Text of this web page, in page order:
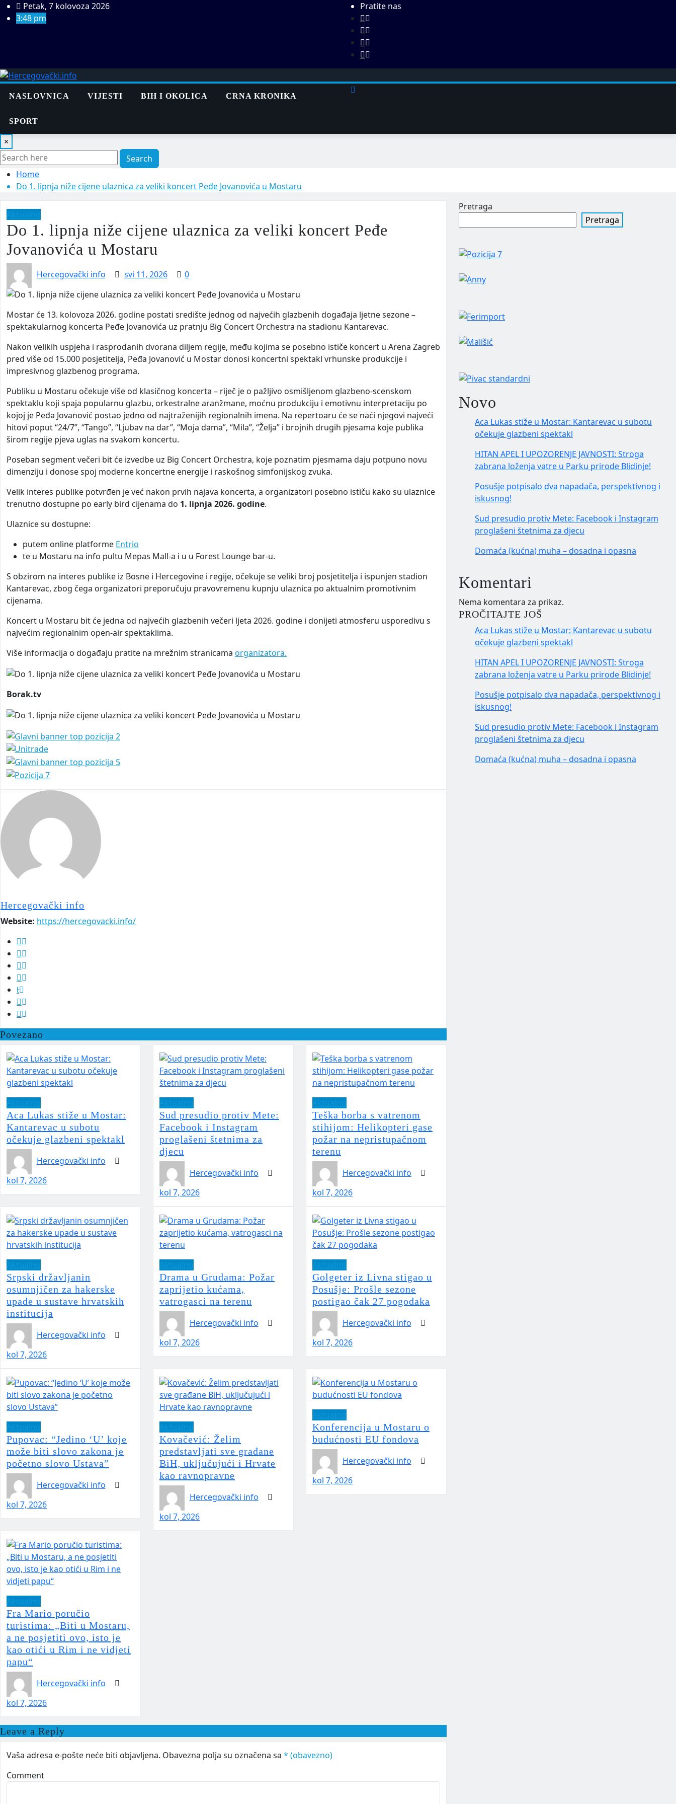
Skip
to
Petak, 7 kolovoza 2026
3:48 pm
Pratite nas
NASLOVNICA VIJESTI BIH I OKOLICA CRNA KRONIKA
SPORT
×
Search
Home
Do 1. lipnja niže cijene ulaznica za veliki koncert Peđe Jovanovića u Mostaru
Do 1. lipnja niže cijene ulaznica za veliki koncert Peđe
Jovanovića u Mostaru
Hercegovački info svi 11, 2026 0
Mostar će 13. kolovoza 2026. godine postati središte jednog od najvećih glazbenih događaja ljetne sezone –
spektakularnog koncerta Peđe Jovanovića uz pratnju Big Concert Orchestra na stadionu Kantarevac.
Nakon velikih uspjeha i rasprodanih dvorana diljem regije, među kojima se posebno ističe koncert u Arena Zagreb
pred više od 15.000 posjetitelja, Peđa Jovanović u Mostar donosi koncertni spektakl vrhunske produkcije i
impresivnog glazbenog programa.
Publiku u Mostaru očekuje više od klasičnog koncerta – riječ je o pažljivo osmišljenom glazbeno-scenskom
spektaklu koji spaja popularnu glazbu, orkestralne aranžmane, moćnu produkciju i emotivnu interpretaciju po
kojoj je Peđa Jovanović postao jedno od najtraženijih regionalnih imena. Na repertoaru će se naći njegovi najveći
hitovi poput “24/7”, “Tango”, “Ljubav na dar”, “Moja dama”, “Mila”, “Želja” i brojnih drugih pjesama koje publika
širom regije pjeva uglas na svakom koncertu.
Poseban segment večeri bit će izvedbe uz Big Concert Orchestra, koje poznatim pjesmama daju potpuno novu
dimenziju i donose spoj moderne koncertne energije i raskošnog simfonijskog zvuka.
Velik interes publike potvrđen je već nakon prvih najava koncerta, a organizatori posebno ističu kako su ulaznice
trenutno dostupne po early bird cijenama do 1. lipnja 2026. godine.
Ulaznice su dostupne:
putem online platforme Entrio
te u Mostaru na info pultu Mepas Mall-a i u u Forest Lounge bar-u.
S obzirom na interes publike iz Bosne i Hercegovine i regije, očekuje se veliki broj posjetitelja i ispunjen stadion
Kantarevac, zbog čega organizatori preporučuju pravovremenu kupnju ulaznica po aktualnim promotivnim
cijenama.
Koncert u Mostaru bit će jedna od najvećih glazbenih večeri ljeta 2026. godine i donijeti atmosferu usporedivu s
najvećim regionalnim open-air spektaklima.
Više informacija o događaju pratite na mrežnim stranicama organizatora.
Borak.tv
Hercegovački info
Website: https://hercegovacki.info/
Povezano
Aca Lukas stiže u Mostar:
Kantarevac u subotu
očekuje glazbeni spektakl
Hercegovački info
kol 7, 2026
Sud presudio protiv Mete:
Facebook i Instagram
proglašeni štetnima za
djecu
Hercegovački info
kol 7, 2026
Teška borba s vatrenom
stihijom: Helikopteri gase
požar na nepristupačnom
terenu
Hercegovački info
kol 7, 2026
Srpski državljanin
osumnjičen za hakerske
upade u sustave hrvatskih
institucija
Hercegovački info
kol 7, 2026
Drama u Grudama: Požar
zaprijetio kućama,
vatrogasci na terenu
Hercegovački info
kol 7, 2026
Golgeter iz Livna stigao u
Posušje: Prošle sezone
postigao čak 27 pogodaka
Hercegovački info
kol 7, 2026
Pupovac: “Jedino ‘U’ koje
može biti slovo zakona je
početno slovo Ustava”
Hercegovački info
kol 7, 2026
Kovačević: Želim
predstavljati sve građane
BiH, uključujući i Hrvate
kao ravnopravne
Hercegovački info
kol 7, 2026
Konferencija u Mostaru o
budućnosti EU fondova
Hercegovački info
kol 7, 2026
Fra Mario poručio
turistima: „Biti u Mostaru,
a ne posjetiti ovo, isto je
kao otići u Rim i ne vidjeti
papu“
Hercegovački info
kol 7, 2026
Leave a Reply
Vaša adresa e-pošte neće biti objavljena. Obavezna polja su označena sa * (obavezno)
Comment
Pretraga
Pretraga
Novo
Aca Lukas stiže u Mostar: Kantarevac u subotu
očekuje glazbeni spektakl
HITAN APEL I UPOZORENJE JAVNOSTI: Stroga
zabrana loženja vatre u Parku prirode Blidinje!
Posušje potpisalo dva napadača, perspektivnog i
iskusnog!
Sud presudio protiv Mete: Facebook i Instagram
proglašeni štetnima za djecu
Domaća (kućna) muha – dosadna i opasna
Komentari
Nema komentara za prikaz.
PROČITAJTE JOŠ
Aca Lukas stiže u Mostar: Kantarevac u subotu
očekuje glazbeni spektakl
HITAN APEL I UPOZORENJE JAVNOSTI: Stroga
zabrana loženja vatre u Parku prirode Blidinje!
Posušje potpisalo dva napadača, perspektivnog i
iskusnog!
Sud presudio protiv Mete: Facebook i Instagram
proglašeni štetnima za djecu
Domaća (kućna) muha – dosadna i opasna